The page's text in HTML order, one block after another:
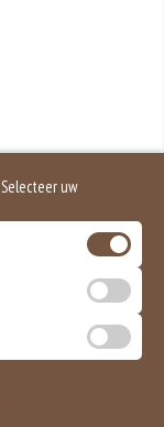
uw